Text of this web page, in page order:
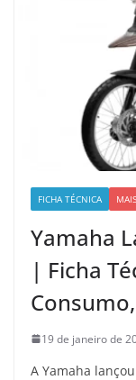
FICHA TÉCNICA
Yamaha
| Ficha
19 de janeiro de
A Yamaha